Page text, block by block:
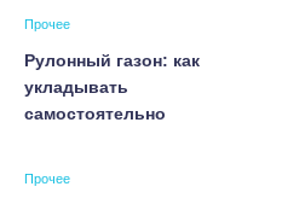
Прочее
Рулонный газон: как
укладывать
самостоятельно
Прочее